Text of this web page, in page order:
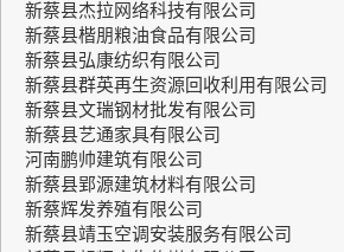
新蔡县杰拉网络科技有限公司
新蔡县楷朋粮油食品有限公司
新蔡县弘康纺织有限公司
新蔡县群英再生资源回收利用有限公司
新蔡县文瑞钢材批发有限公司
新蔡县艺通家具有限公司
河南鹏帅建筑有限公司
新蔡县郢源建筑材料有限公司
新蔡辉发养殖有限公司
新蔡县靖玉空调安装服务有限公司